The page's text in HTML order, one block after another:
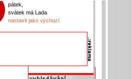
pátek,
svátek má Lada
nastavit jako výchozí